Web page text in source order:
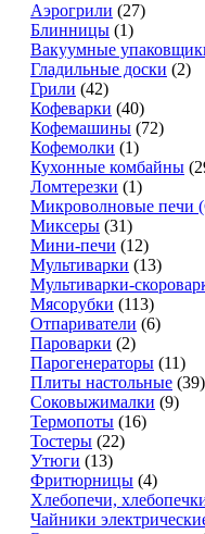
Аэрогрили (27)
Блинницы (1)
Вакуумные
Гладильные доски (2)
Грили (42)
Кофеварки (40)
Кофемашины (72)
Кофемолки (1)
Кухонные комбайны
Ломтерезки (1)
Микроволновые печи
Миксеры (31)
Мини-печи (12)
Мультиварки (13)
Мультиварки-
Мясорубки (113)
Отпариватели (6)
Пароварки (2)
Парогенераторы (11)
Плиты настольные (39)
Соковыжималки (9)
Термопоты (16)
Тостеры (22)
Утюги (13)
Фритюрницы (4)
Хлебопечи,
Чайники